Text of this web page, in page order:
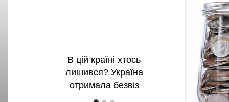
В цій країні хтось
лишився? Україна
отримала безвіз